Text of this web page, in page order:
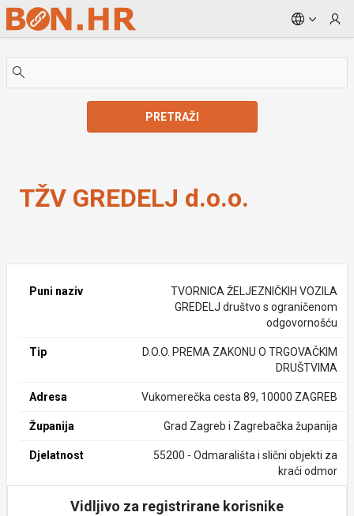
Skip to Main Content
PRETRAŽI
TŽV GREDELJ d.o.o.
Puni naziv
TVORNICA ŽELJEZNIČKIH VOZILA
GREDELJ društvo s ograničenom
odgovornošću
Tip
D.O.O. PREMA ZAKONU O TRGOVAČKIM
DRUŠTVIMA
Adresa Vukomerečka cesta 89, 10000 ZAGREB
Županija Grad Zagreb i Zagrebačka županija
Djelatnost
55200 - Odmarališta i slični objekti za
kraći odmor
Vidljivo za registrirane korisnike